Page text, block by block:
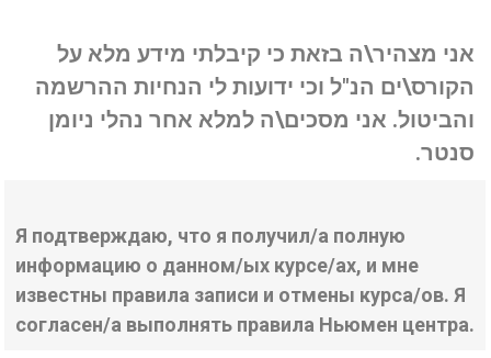
אני מצהיר\ה בזאת כי קיבלתי מידע מלא על
הקורס\ים הנ"ל וכי ידועות לי הנחיות ההרשמה
והביטול. אני מסכים\ה למלא אחר נהלי ניומן
סנטר.
Я подтверждаю, что я получил/а полную
информацию о данном/ых курсе/ах, и мне
известны правила записи и отмены курса/ов. Я
согласен/а выполнять правила Ньюмен центра.